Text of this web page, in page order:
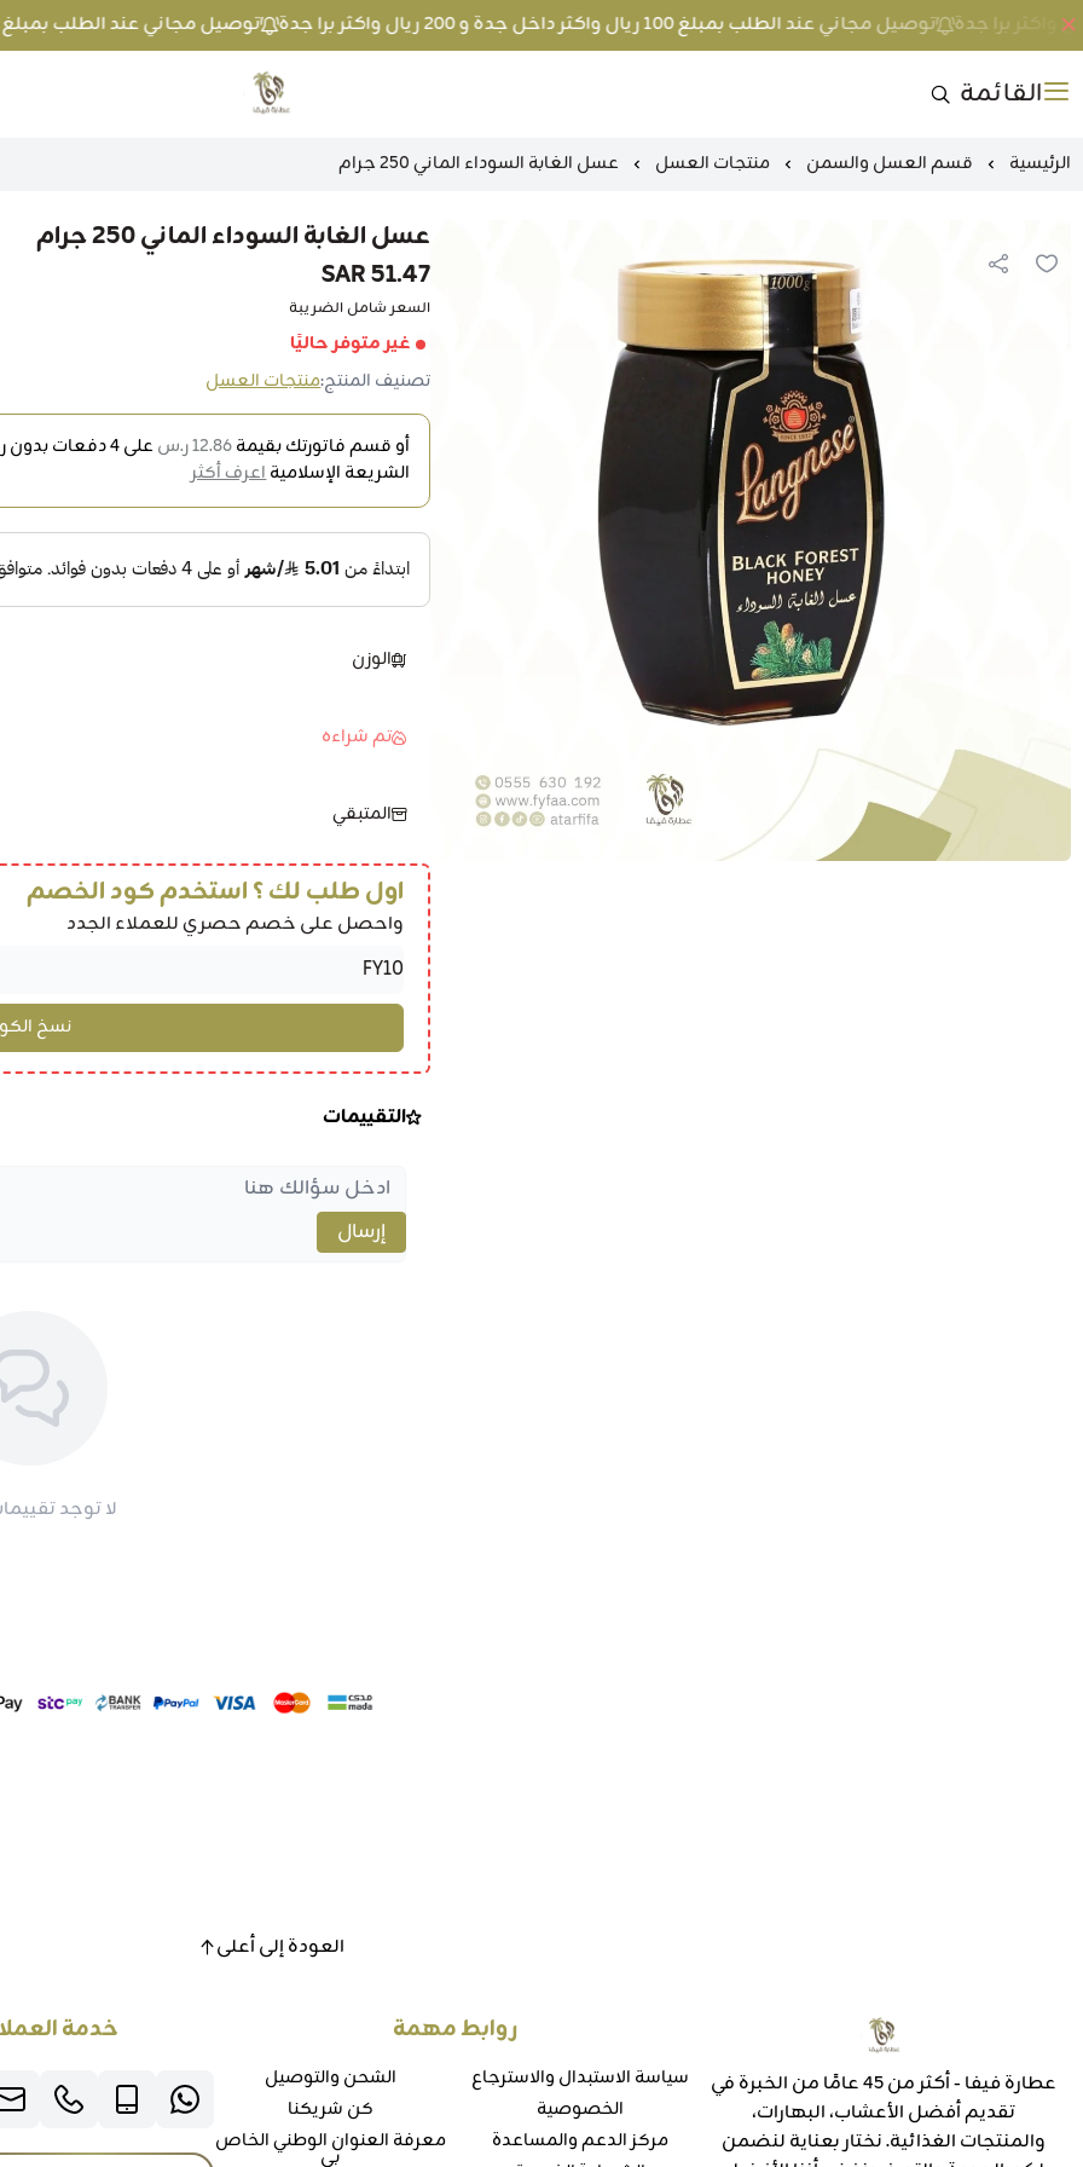
توصيل مجاني عند الطلب بمبلغ 100 ريال واكثر داخل جدة و 200 ريال واكثر برا جدة توصيل مجاني عند الطلب بمبلغ 100 ريال واكثر داخل جدة و 200 ريال واكثر برا جدة
القائمة متجر عطارة فيفا
الرئيسية قسم العسل والسمن منتجات العسل عسل الغابة السوداء الماني 250 جرام
عسل الغابة السوداء الماني 250 جرام
51.47 SAR
السعر شامل الضريبة
غير متوفر حاليًا
تصنيف المنتج:منتجات العسل
أو قسم فاتورتك بقيمة12.86 ر.س على4دفعات بدون
الشريعة الإسلاميةاعرف أكثر
الوزن
تم شراءه
المتبقي
اول طلب لك ؟ استخدم كود الخصم
واحصل على خصم حصري للعملاء الجدد
التقييمات
إرسال
لا توجد
العودة إلى أعلى
عطارة فيفا - أكثر من 45 عامًا من الخبرة في
تقديم أفضل الأعشاب، البهارات،
والمنتجات الغذائية. نختار بعناية لنضمن
روابط مهمة
سياسة الاستبدال والاسترجاع
الخصوصية
مركز الدعم والمساعدة
الشحن والتوصيل
كن شريكنا
معرفة العنوان الوطني الخاص
بي
خدمة